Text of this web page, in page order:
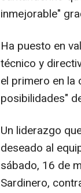
inmejorable"
Ha puesto en
técnico y
el primero en la
posibilidades"
Un liderazgo
deseado al
sábado, 16 de
Sardinero,